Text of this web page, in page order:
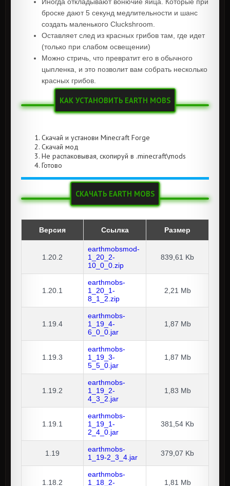
броске дают 5 секунд медлительности и шанс
создать маленького Cluckshroom.
Оставляет след из красных грибов там, где идет
(только при слабом освещении)
Можно стричь, что превратит его в обычного
цыпленка, и это позволит вам собрать несколько
красных грибов.
КАК УСТАНОВИТЬ EARTH MOBS
Скачай и установи Minecraft Forge
Скачай мод
Не распаковывая, скопируй в .minecraft\mods
Готово
СКАЧАТЬ EARTH MOBS
Версия Ссылка Размер
1.20.2
earthmobsmod-
1_20_2-
10_0_0.zip
839,61 Kb
1.20.1
earthmobs-
1_20_1-
8_1_2.zip
2,21 Mb
1.19.4
earthmobs-
1_19_4-
6_0_0.jar
1,87 Mb
1.19.3
earthmobs-
1_19_3-
5_5_0.jar
1,87 Mb
1.19.2
earthmobs-
1_19_2-
4_3_2.jar
1,83 Mb
1.19.1
earthmobs-
1_19_1-
2_4_0.jar
381,54 Kb
1.19
earthmobs-
1_19-2_3_4.jar
379,07 Kb
1.18.2
earthmobs-
1_18_2-
1,81 Mb